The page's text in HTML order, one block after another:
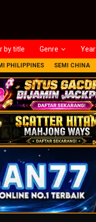
by title Genre Year
PHILIPPINES SEMI CHINA